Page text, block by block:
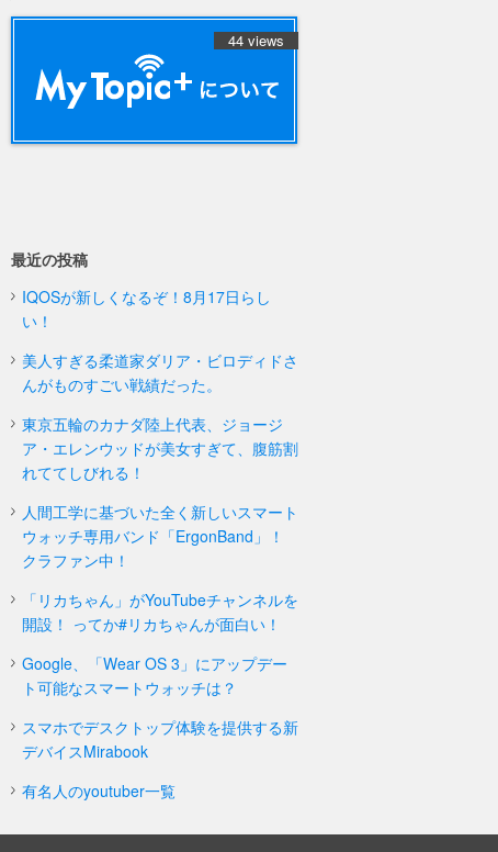
44 views
最近の投稿
IQOSが新しくなるぞ！8月17日らし
い！
美人すぎる柔道家ダリア・ビロディドさ
んがものすごい戦績だった。
東京五輪のカナダ陸上代表、ジョージ
ア・エレンウッドが美女すぎて、腹筋割
れててしびれる！
人間工学に基づいた全く新しいスマート
ウォッチ専用バンド「ErgonBand」！
クラファン中！
「リカちゃん」がYouTubeチャンネルを
開設！ ってか#リカちゃんが面白い！
Google、「Wear OS 3」にアップデー
ト可能なスマートウォッチは？
スマホでデスクトップ体験を提供する新
デバイスMirabook
有名人のyoutuber一覧